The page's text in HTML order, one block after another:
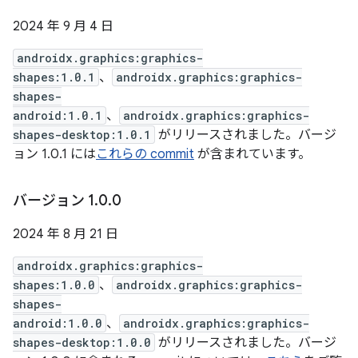
2024 年 9 月 4 日
androidx.graphics:graphics-
shapes:1.0.1 、
androidx.graphics:graphics-
shapes-
android:1.0.1 、
androidx.graphics:graphics-
shapes-desktop:1.0.1
がリリースされました。バージ
ョン 1.0.1 にはこれらの commit が含まれています。
バージョン 1.0.0
2024 年 8 月 21 日
androidx.graphics:graphics-
shapes:1.0.0 、
androidx.graphics:graphics-
shapes-
android:1.0.0 、
androidx.graphics:graphics-
shapes-desktop:1.0.0 がリリースされました。バージ